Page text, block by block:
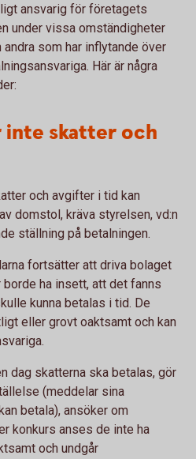
ansvarig för företagets
under vissa omständigheter
som har inflytande över
Här är några
inte skatter och
och avgifter i tid kan
domstol, kräva styrelsen, vd:n
ställning på betalningen.
fortsätter att driva bolaget
ha insett, att det fanns
kunna betalas i tid. De
eller grovt oaktsamt och kan
dag skatterna ska betalas, gör
(meddelar sina
betala), ansöker om
konkurs anses de inte ha
och undgår